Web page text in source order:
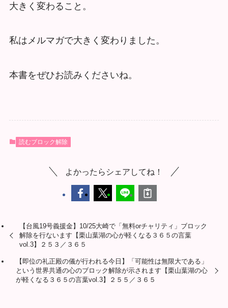
大きく変わること。
私はメルマガで大きく変わりました。
本書をぜひお読みくださいね。
読むブロック解除
よかったらシェアしてね！
【台風19号義援金】10/25大崎で「無料orチャリティ」ブロック
解除を行ないます【栗山葉湖の心が軽くなる３６５の言葉
vol.3】２５３／３６５
【即位の礼正殿の儀が行われる今日】「可能性は無限大である」
という世界共通の心のブロック解除が示されます【栗山葉湖の心
が軽くなる３６５の言葉vol.3】２５５／３６５